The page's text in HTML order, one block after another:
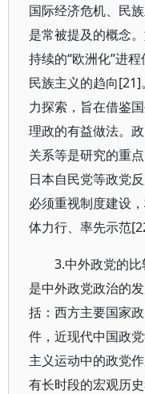
国际经济危机、民
是常被提及的概念
持续的“欧洲化”进
民族主义的趋向
力探索，旨在借鉴
理政的有益做法。
关系等是研究的重
日本自民党等政党
必须重视制度建设
体力行、率先示范
3.中外政党的
是中外政党政治的
括：西方主要国家
件，近现代中国政
主义运动中的政党
有长时段的宏观历